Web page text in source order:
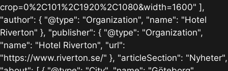
crop=0%2C101%2C1920%2C1080&width=1600" ],
"author": { "@type": "Organization", "name": "Hotel
Riverton" }, "publisher": { "@type": "Organization",
"name": "Hotel Riverton", "url":
"https://www.riverton.se/" }, "articleSection": "Nyheter",